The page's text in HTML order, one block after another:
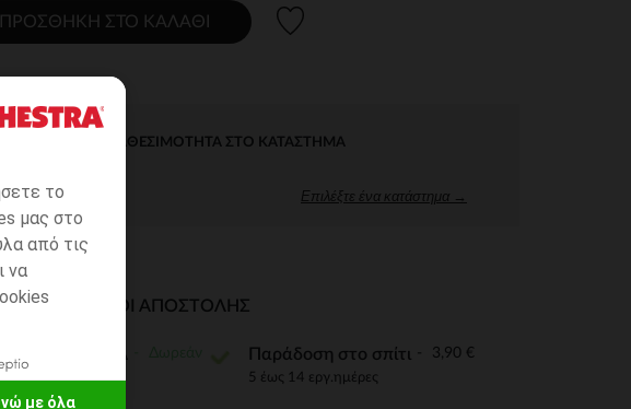
το
μας στο
από τις
να
με όλα
ΠΡΟΣΘΉΚΗ ΣΤΟ ΚΑΛΆΘΙ
ΆΜΕΣΗ ΔΙΑΘΕΣΙΜΌΤΗΤΑ ΣΤΟ ΚΑΤΆΣΤΗΜΑ
Επιλέξτε ένα κατάστημα →
ΤΡΌΠΟΙ ΑΠΟΣΤΟΛΉΣ
ΣΕ ΚΑΤΑΣΤΗΜΑ Παράδοση στο σπίτι 3,90 €
5 έως 14 εργ.ημέρες